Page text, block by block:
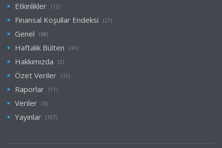
Etkinlikler (12)
Finansal Koşullar Endeksi (27)
Genel (68)
Haftalık Bülten (41)
Hakkımızda (2)
Özet Veriler (15)
Raporlar (11)
Veriler (3)
Yayınlar (107)